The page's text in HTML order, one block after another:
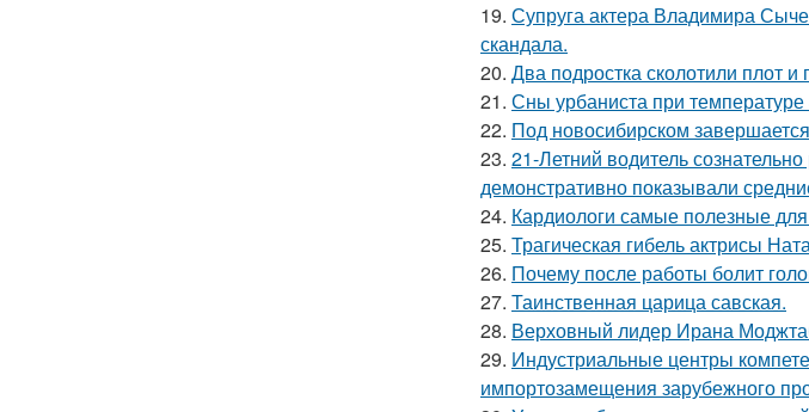
19. Супруга актера Владимира
скандала.
20. Два подростка сколотили плот
21. Сны урбаниста при температуре
22. Под новосибирском
23. 21-Летний водитель
демонстративно показывали
24. Кардиологи самые полезные
25. Трагическая гибель актрисы
26. Почему после работы болит
27. Таинственная царица савская.
28. Верховный лидер Ирана
29. Индустриальные центры
импортозамещения зарубежного